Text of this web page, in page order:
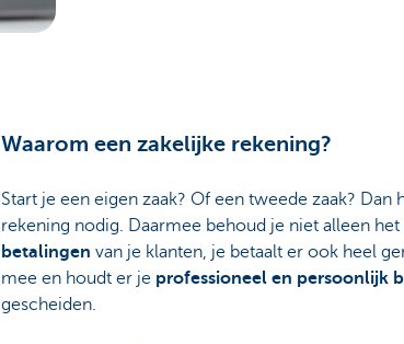
Waarom een zakelijke rekening?
Start je een eigen zaak? Of een tweede zaak? Dan
rekening nodig. Daarmee behoud je niet alleen het
betalingen van je klanten, je betaalt er ook heel
mee en houdt er je professioneel en persoonlijk
gescheiden.